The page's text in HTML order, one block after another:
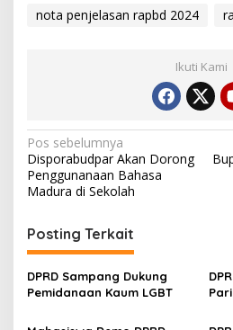
nota penjelasan rapbd 2024
Ikuti Kami
Navigasi
pos
Pos sebelumnya
Disporabudpar Akan Dorong
Penggunanaan Bahasa
Madura di Sekolah
Posting Terkait
DPRD Sampang Dukung
Pemidanaan Kaum LGBT